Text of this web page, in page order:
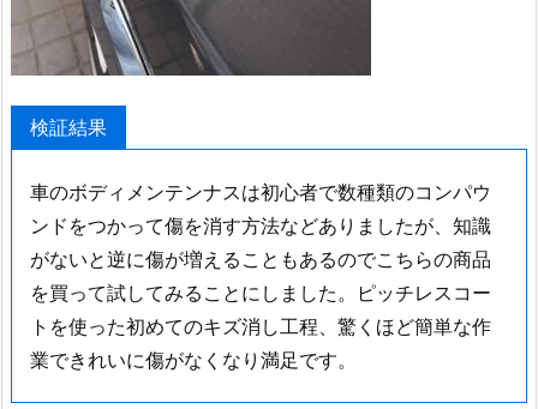
検証結果
車のボディメンテンナスは初心者で数種類のコンパウ
ンドをつかって傷を消す方法などありましたが、知識
がないと逆に傷が増えることもあるのでこちらの商品
を買って試してみることにしました。ピッチレスコー
トを使った初めてのキズ消し工程、驚くほど簡単な作
業できれいに傷がなくなり満足です。